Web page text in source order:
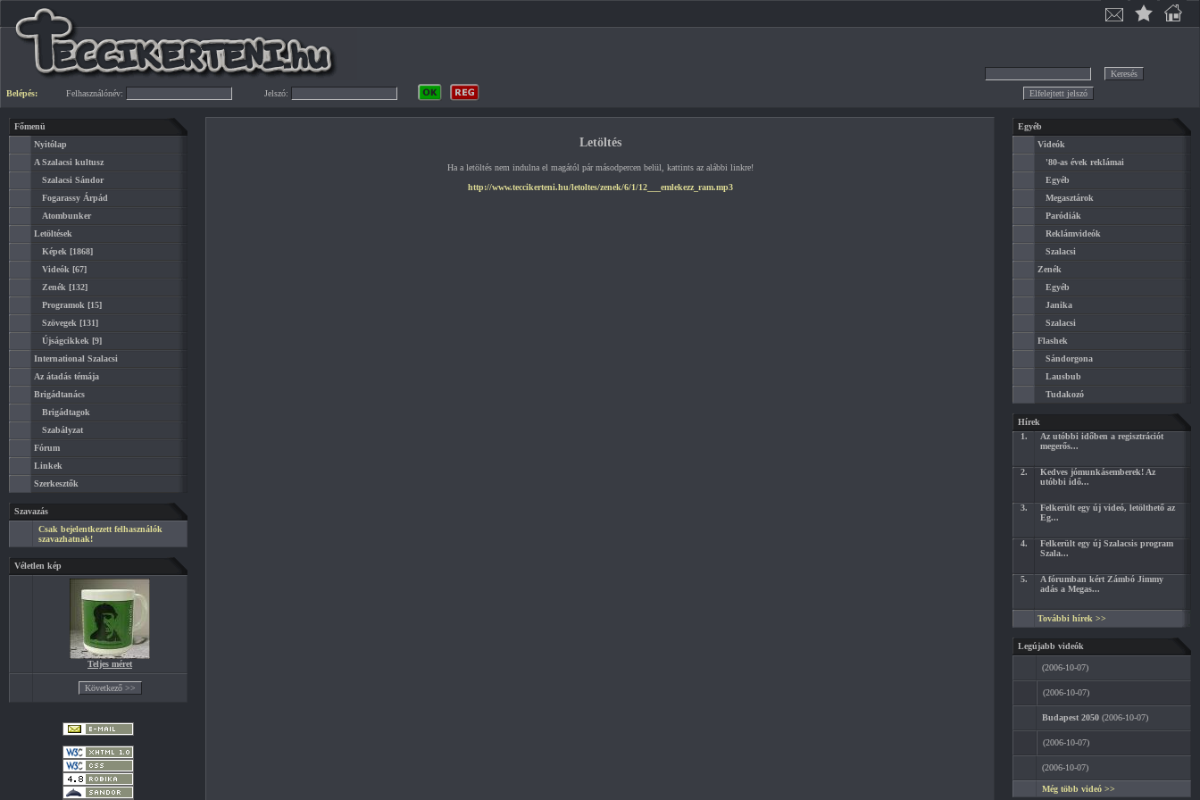
Belépés: Felhasználónév: Jelszó:
Főmenü
Nyitólap
A Szalacsi kultusz
Szalacsi Sándor
Fogarassy Árpád
Atombunker
Letöltések
Képek [1868]
Videók [67]
Zenék [132]
Programok [15]
Szövegek [131]
Újságcikkek [9]
International Szalacsi
Az átadás témája
Brigádtanács
Brigádtagok
Szabályzat
Fórum
Linkek
Szerkesztők
Szavazás
Csak bejelentkezett felhasználók
szavazhatnak!
Véletlen kép
Teljes méret
Letöltés
Ha a letöltés nem indulna el magától pár másodpercen belül, kattints az alábbi linkre!
http://www.teccikerteni.hu/letoltes/zenek/6/1/12___emlekezz_ram.mp3
Egyéb
Videók
'80-as évek reklámai
Egyéb
Megasztárok
Paródiák
Reklámvideók
Szalacsi
Zenék
Egyéb
Janika
Szalacsi
Flashek
Sándorgona
Lausbub
Tudakozó
Hírek
1.
Az utóbbi időben a regisztrációt
megerős...
2.
Kedves jómunkásemberek! Az
utóbbi idő...
3.
Felkerült egy új videó, letölthető az
Eg...
4.
Felkerült egy új Szalacsis program
Szala...
5.
A fórumban kért Zámbó Jimmy
adás a Megas...
További hírek >>
Legújabb videók
(2006-10-07)
(2006-10-07)
Budapest 2050 (2006-10-07)
(2006-10-07)
(2006-10-07)
Még több videó >>